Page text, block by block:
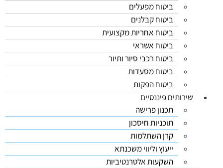
ביטוח מפעלים
ביטוח קבלנים
ביטוח אחריות מקצועית
ביטוח אשראי
ביטוח רכבי סיור ותיור
ביטוח מסעדות
ביטוח הפקות
שירותים פיננסיים
תכנון פרישה
תוכניות חיסכון
קרן השתלמות
ייעוץ וליווי משכנתא
השקעות אלטרנטיביות